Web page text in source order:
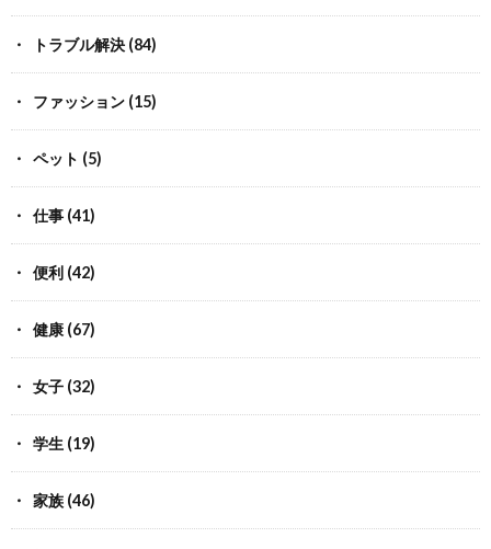
トラブル解決 (84)
ファッション (15)
ペット (5)
仕事 (41)
便利 (42)
健康 (67)
女子 (32)
学生 (19)
家族 (46)